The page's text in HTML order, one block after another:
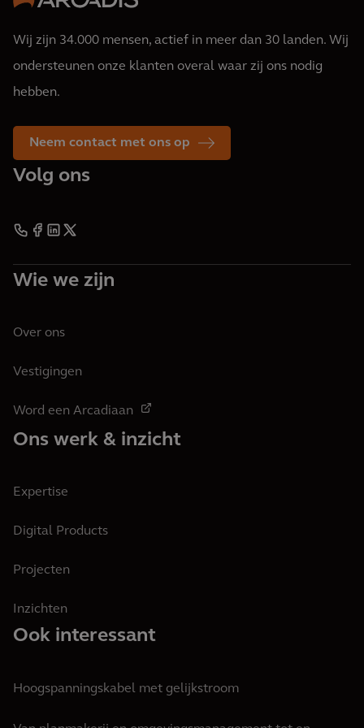
Wij zijn 34.000 mensen, actief in meer dan 30 landen. Wij
ondersteunen onze klanten overal waar zij ons nodig
hebben.
Neem contact met ons op
Volg ons
Wie we zijn
Over ons
Vestigingen
Word een Arcadiaan
Ons werk & inzicht
Expertise
Digital Products
Projecten
Inzichten
Ook interessant
Hoogspanningskabel met gelijkstroom